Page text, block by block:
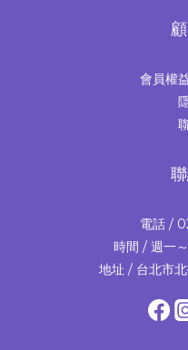
會員權
電話 /
時間 / 週一
地址 / 台北市